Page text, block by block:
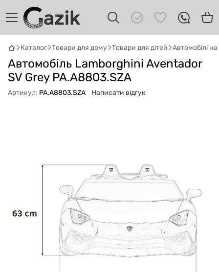
Каталог Товари для дому Товари для дітей Автомобілі
Автомобіль Lamborghini Aventador
SV Grey PA.A8803.SZA
Артикул: PA.A8803.SZA Написати відгук
GAZIKAI
Онлайн · пошук техніки
Привіт! 👋 Я Gazik AI — допоможу